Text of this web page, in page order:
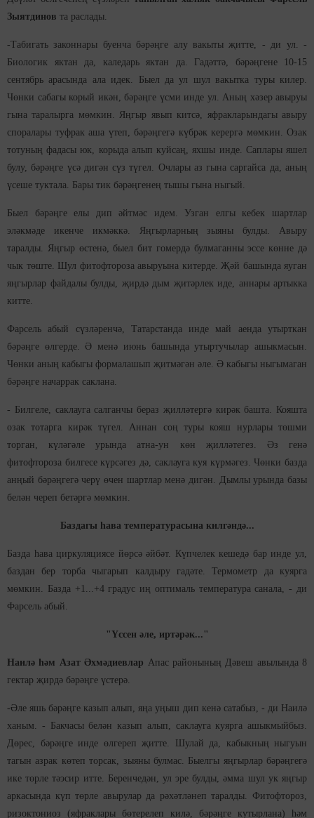
Зыятдинов та раслады.
-Табигать законнары буенча бәрәңге алу вакыты җитте, - ди ул. -
Биологик яктан да, каледарь яктан да. Гадәттә, бәрәңгене 10-15
сентябрь арасында ала идек. Быел да ул шул вакытка туры килер.
Чөнки сабагы корый икән, бәрәңге үсми инде ул. Аның хәзер авыруы
гына таралырга мөмкин. Яңгыр явып китсә, яфракларындагы авыру
споралары туфрак аша үтеп, бәрәңгегә күбрәк керергә мөмкин. Озак
тотуның фадасы юк, корыда алып куйсаң, яхшы инде. Саплары яшел
булу, бәрәңге үсә дигән сүз түгел. Очлары аз гына саргайса да, аның
үсеше туктала. Бары тик бәрәңгенең тышы гына ныгый.
Быел бәрәңге елы дип әйтмәс идем. Узган елгы кебек шартлар
эләкмәде икенче икмәккә. Яңгырларның зыяны булды. Авыру
таралды. Яңгыр өстенә, быел бит гомердә булмаганны эссе көнне дә
чык төште. Шул фитофтороза авыруына китерде. Җәй башында яуган
яңгырлар файдалы булды, җирдә дым җитәрлек иде, аннары артыкка
китте.
Фарсель абый сүзләренчә, Татарстанда инде май аенда утырткан
бәрәңге өлгерде. Ә менә июнь башында утыртучылар ашыкмасын.
Чөнки аның кабыгы формалашып җитмәгән әле. Ә кабыгы ныгымаган
бәрәңге начаррак саклана.
- Билгеле, саклауга салганчы бераз җилләтергә кирәк башта. Кояшта
озак тотарга кирәк түгел. Аннан соң туры кояш нурлары төшми
торган, күләгәле урында атна-ун көн җилләтегез. Әз генә
фитофтороза билгесе күрсәгез дә, саклауга куя күрмәгез. Чөнки базда
анңый бәрәңгегә черү өчен шартлар менә дигән. Дымлы урында базы
белән череп бетәргә мөмкин.
Баздагы һава температурасына килгәндә...
Базда һава циркуляциясе йөрсә әйбәт. Күпчелек кешедә бар инде ул,
баздан бер торба чыгарып калдыру гадәте. Термометр да куярга
мөмкин. Базда +1...+4 градус иң оптималь температура санала, - ди
Фарсель абый.
"Үссен әле, иртәрәк..."
Наилә һәм Азат Әхмәдиевлар Апас районының Дәвеш авылында 8
гектар җирдә бәрәңге үстерә.
-Әле яшь бәрәңге казып алып, яңа уңыш дип кенә сатабыз, - ди Наилә
ханым. - Бакчасы белән казып алып, саклауга куярга ашыкмыйбыз.
Дөрес, бәрәңге инде өлгереп җитте. Шулай да, кабыкның ныгуын
тагын азрак көтеп торсак, зыяны булмас. Быелгы яңгырлар бәрәңгегә
ике төрле тәэсир итте. Беренчедән, ул эре булды, әмма шул ук яңгыр
аркасында күп төрле авырулар да рәхәтләнеп таралды. Фитофтороз,
ризоктониоз (яфраклары бөтерелеп килә, бәрәңге кутырлана) һәм